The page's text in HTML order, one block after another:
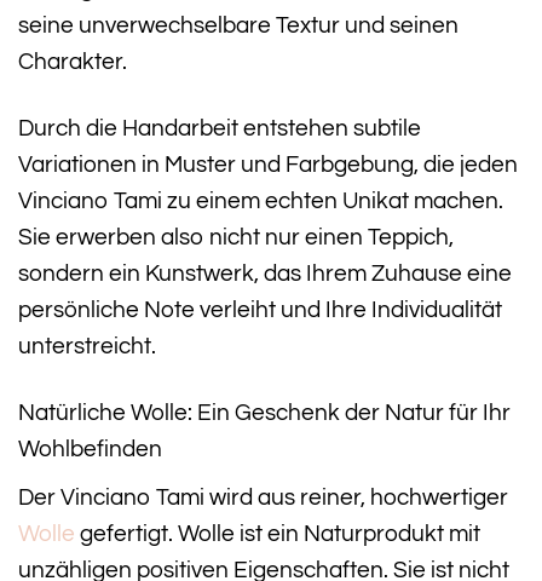
seine unverwechselbare Textur und seinen
Charakter.
Durch die Handarbeit entstehen subtile
Variationen in Muster und Farbgebung, die jeden
Vinciano Tami zu einem echten Unikat machen.
Sie erwerben also nicht nur einen Teppich,
sondern ein Kunstwerk, das Ihrem Zuhause eine
persönliche Note verleiht und Ihre Individualität
unterstreicht.
Natürliche Wolle: Ein Geschenk der Natur für Ihr
Wohlbefinden
Der Vinciano Tami wird aus reiner, hochwertiger
Wolle gefertigt. Wolle ist ein Naturprodukt mit
unzähligen positiven Eigenschaften. Sie ist nicht